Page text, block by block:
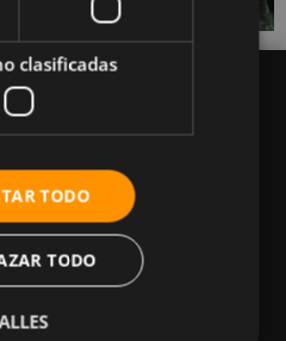
al día en temas de
salud, recetas
aplicada al deporte y la
clasificadas
TODO
TODO